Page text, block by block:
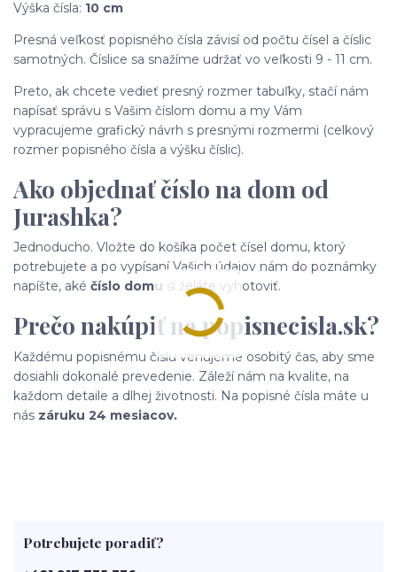
Výška čísla: 10 cm
Presná veľkosť popisného čísla závisí od počtu čísel a číslic
samotných. Číslice sa snažíme udržať vo veľkosti 9 - 11 cm.
Preto, ak chcete vedieť presný rozmer tabuľky, stačí nám
napísať správu s Vašim číslom domu a my Vám
vypracujeme grafický návrh s presnými rozmermi (celkový
rozmer popisného čísla a výšku číslic).
Ako objednať číslo na dom od
Jurashka?
Jednoducho. Vložte do košíka počet čísel domu, ktorý
potrebujete a po vypísaní Vašich údajov nám do poznámky
napíšte, aké číslo domu si želáte vyhotoviť.
Prečo nakúpiť na popisnecisla.sk?
Každému popisnému číslu venujeme osobitý čas, aby sme
dosiahli dokonalé prevedenie. Záleží nám na kvalite, na
každom detaile a dlhej životnosti. Na popisné čísla máte u
nás záruku 24 mesiacov.
Potrebujete poradiť?